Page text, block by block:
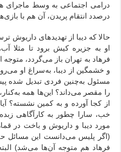
درامی اجتماعی به وسط ماجرای
درصدد انتقام پریدن، آن هم با
حالا که دیبا از تهدیدهای داریوش
او به جزیره کیش برود تا مثلا
فرهاد به تهران باز می‌گردد،
و خشمگین از دیبا، به‌سراغ او
مسئول به‌چنین فردی تبدیل شده
را مقصر می‌داند؟ این‌ها همه
از کجا آورده و به کمین نشسته؟
خب، سارا چطور به کارآگاهی
مورد دیبا و داریوش و باخت در
(اگر پلیس می‌دانست این مسائل
فرهاد هم متوجه آن‌ها می‌شد)